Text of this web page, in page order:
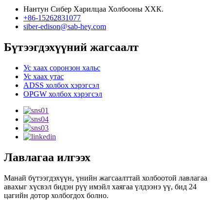
Нантун Сибер Харилцаа Холбооны ХХК.
+86-15262831077
siber-edison@sab-hey.com
Бүтээгдэхүүний жагсаалт
Ус хаах соронзон хальс
Ус хаах утас
ADSS холбох хэрэгсэл
OPGW холбох хэрэгсэл
Лавлагаа илгээх
Манай бүтээгдэхүүн, үнийн жагсаалттай холбоотой лавлагаа
авахыг хүсвэл бидэн рүү имэйл хаягаа үлдээнэ үү, бид 24
цагийн дотор холбогдох болно.